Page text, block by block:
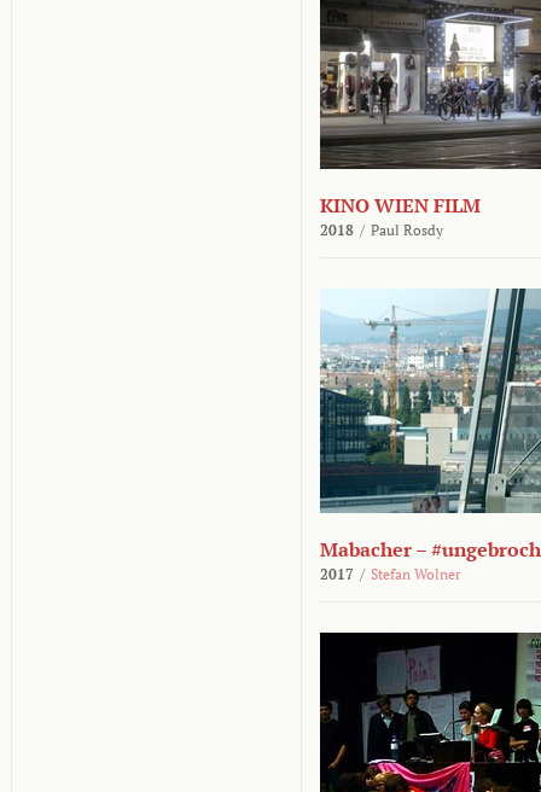
KINO WIEN FILM
2018 / Paul Rosdy
Mabacher –
2017 / Stefan Wolner